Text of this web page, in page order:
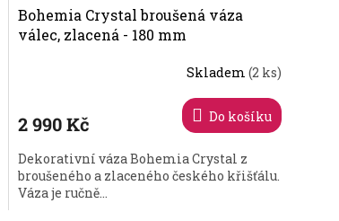
Bohemia Crystal broušená váza
válec, zlacená - 180 mm
je
z
5
hvězdiček.
Skladem(2 ks)
2 990 Kč Do košíku
Dekorativní váza Bohemia Crystal z
broušeného a zlaceného českého křišťálu.
Váza je ručně...